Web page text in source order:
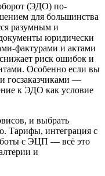
(ЭДО) по-
для большинства
разумным и
юридически
фактурами и актами
риск ошибок и
Особенно если вы
госзаказчиками —
к ЭДО как условие
и выбрать
Тарифы, интеграция с
с ЭЦП — всё это
и